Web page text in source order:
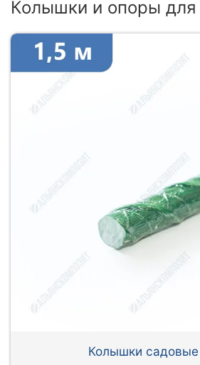
Колышки и опоры для
Колышки садовые